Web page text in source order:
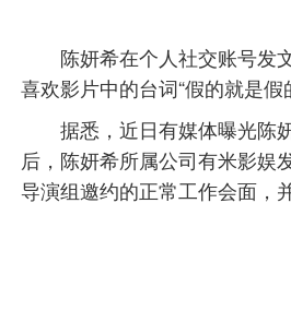
陈妍希在个人社交账号发
喜欢影片中的台词“假的就是假
据悉，近日有媒体曝光陈
后，陈妍希所属公司有米影娱
导演组邀约的正常工作会面，